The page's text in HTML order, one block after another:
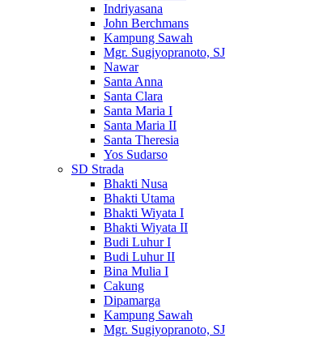
Indriyasana
John Berchmans
Kampung Sawah
Mgr. Sugiyopranoto, SJ
Nawar
Santa Anna
Santa Clara
Santa Maria I
Santa Maria II
Santa Theresia
Yos Sudarso
SD Strada
Bhakti Nusa
Bhakti Utama
Bhakti Wiyata I
Bhakti Wiyata II
Budi Luhur I
Budi Luhur II
Bina Mulia I
Cakung
Dipamarga
Kampung Sawah
Mgr. Sugiyopranoto, SJ